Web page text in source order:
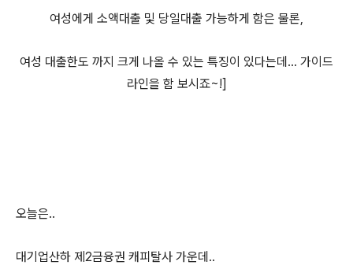
여성에게 소액대출 및 당일대출 가능하게 함은 물론,
여성 대출한도 까지 크게 나올 수 있는 특징이 있다는데... 가이드
라인을 함 보시죠~!]
오늘은..
대기업산하 제2금융권 캐피탈사 가운데..